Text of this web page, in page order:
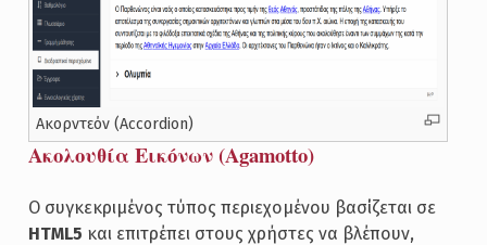
Ακορντεόν (Accordion)
Ακολουθία Εικόνων (Agamotto)
Ο συγκεκριμένος τύπος περιεχομένου βασίζεται σε
HTML5 και επιτρέπει στους χρήστες να βλέπουν,